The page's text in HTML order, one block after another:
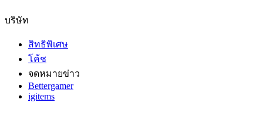
บริษัท
สิทธิพิเศษ
โค้ช
จดหมายข่าว
Bettergamer
igitems